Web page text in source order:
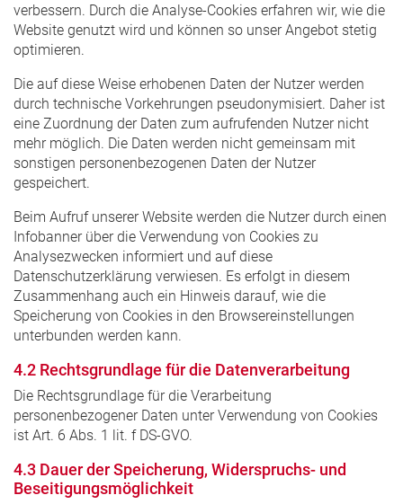
verbessern. Durch die Analyse-Cookies erfahren wir, wie die
Website genutzt wird und können so unser Angebot stetig
optimieren.
Die auf diese Weise erhobenen Daten der Nutzer werden
durch technische Vorkehrungen pseudonymisiert. Daher ist
eine Zuordnung der Daten zum aufrufenden Nutzer nicht
mehr möglich. Die Daten werden nicht gemeinsam mit
sonstigen personenbezogenen Daten der Nutzer
gespeichert.
Beim Aufruf unserer Website werden die Nutzer durch einen
Infobanner über die Verwendung von Cookies zu
Analysezwecken informiert und auf diese
Datenschutzerklärung verwiesen. Es erfolgt in diesem
Zusammenhang auch ein Hinweis darauf, wie die
Speicherung von Cookies in den Browsereinstellungen
unterbunden werden kann.
4.2 Rechtsgrundlage für die Datenverarbeitung
Die Rechtsgrundlage für die Verarbeitung
personenbezogener Daten unter Verwendung von Cookies
ist Art. 6 Abs. 1 lit. f DS-GVO.
4.3 Dauer der Speicherung, Widerspruchs- und
Beseitigungsmöglichkeit